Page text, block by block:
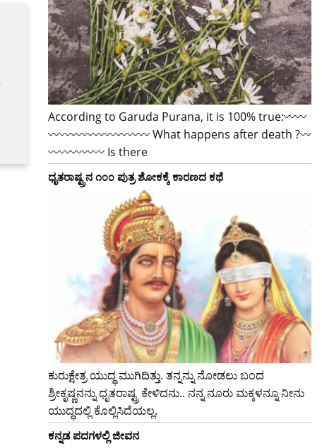
According to Garuda Purana, it is 100% true:〰〰
〰〰〰〰〰〰〰〰〰 What happens after death ?〰
〰〰〰〰〰 Is there
ಧೃತರಾಷ್ಟ್ರನ ೧೦೦ ಪುತ್ರ ಶೋಕಕ್ಕೆ ಕಾರಣದ ಕಥೆ
ಕುರುಕ್ಷೇತ್ರ ಯುದ್ಧ ಮುಗಿದಿತ್ತು. ತನ್ನನ್ನು ನೋಡಲು ಬಂದ
ಶ್ರೀಕೃಷ್ಣನನ್ನು ಧೃತರಾಷ್ಟ್ರ ಕೇಳಿದನು.. ನನ್ನ ನೂರು ಮಕ್ಕಳನ್ನೂ ನೀನು
ಯುದ್ಧದಲ್ಲಿ ಕೊಲ್ಲಿಸಿದೆಯಲ್ಲ.
ಕನ್ನಡ ಪದಗಳಲ್ಲಿ ಜೀವನ